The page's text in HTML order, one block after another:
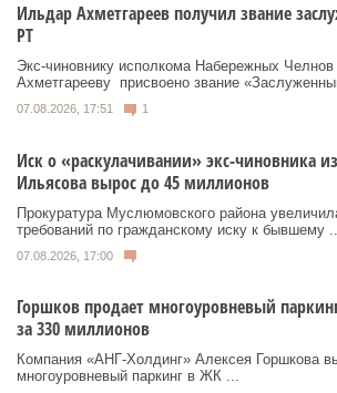
Ильдар Ахметгареев получил звание
РТ
Экс‑чиновнику исполкома Набережных
Ахметгарееву присвоено звание
07.08.2026, 17:51 1
Иск о «раскулачивании» экс-чиновника
Ильясова вырос до 45 миллионов
Прокуратура Муслюмовского района
требований по гражданскому иску к бывшему ...
07.08.2026, 17:00
Горшков продает многоуровневый
за 330 миллионов
Компания «АНГ-Холдинг» Алексея Горшкова
многоуровневый паркинг в ЖК ...